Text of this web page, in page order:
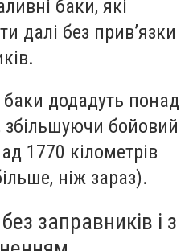
баки, які
далі без прив’язки
баки додадуть понад
збільшуючи бойовий
1770 кілометрів
ніж зараз).
заправників і з